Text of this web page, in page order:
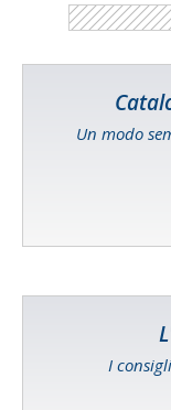
Un modo
I